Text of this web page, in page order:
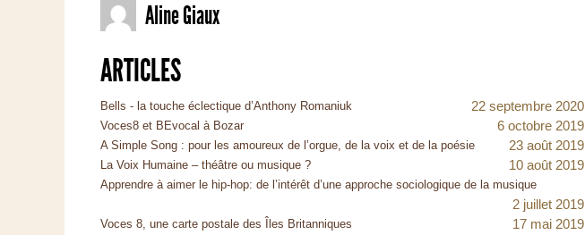
Aline Giaux
ARTICLES
Bells - la touche éclectique d’Anthony Romaniuk 22 septembre 2020
Voces8 et BEvocal à Bozar 6 octobre 2019
A Simple Song : pour les amoureux de l’orgue, de la voix et de la poésie 23 août 2019
La Voix Humaine – théâtre ou musique ? 10 août 2019
Apprendre à aimer le hip-hop: de l’intérêt d’une approche sociologique de la musique
2 juillet 2019
Voces 8, une carte postale des Îles Britanniques 17 mai 2019